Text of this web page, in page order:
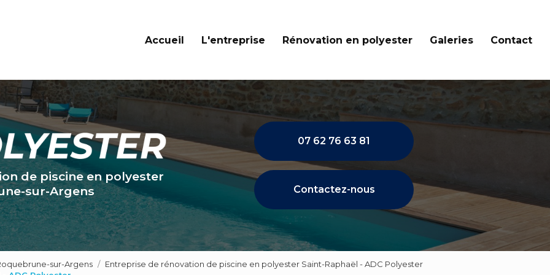
Accueil L'entreprise Rénovation en polyester Galeries Contact
de piscine en polyester
sur-Argens
07 62 76 63 81
Contactez-nous
sur-Argens
Entreprise de rénovation de piscine en polyester Saint-Raphaël - ADC Polyester